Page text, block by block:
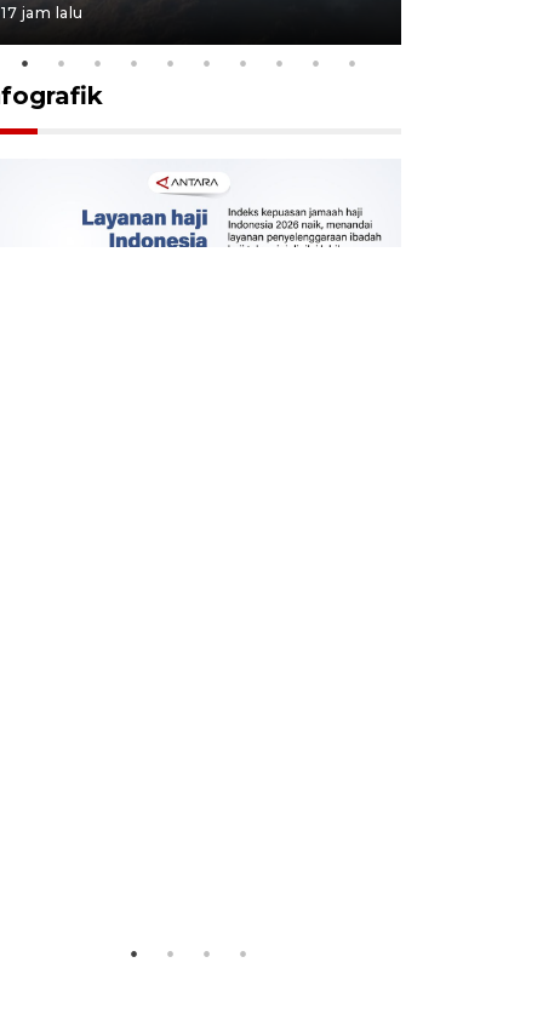
17 jam lalu